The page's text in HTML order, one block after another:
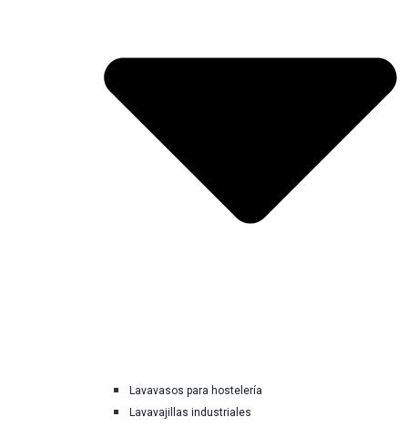
Lavavasos para hostelería
Lavavajillas industriales